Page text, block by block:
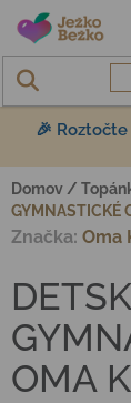
Prejsť na obsah
🎉
Domov /
GYMNASTICKÉ
OMA
Značka: